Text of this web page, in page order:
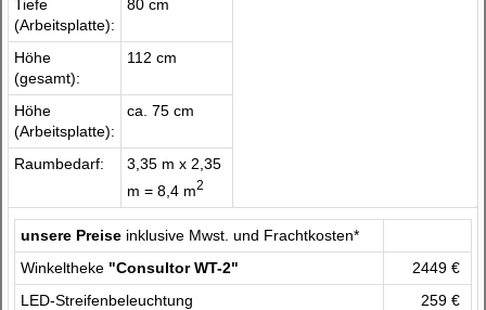
Tiefe
(Arbeitsplatte):
80 cm
Höhe
(gesamt):
112 cm
Höhe
(Arbeitsplatte):
ca. 75 cm
Raumbedarf:
3,35 m x 2,35
m = 8,4 m2
unsere Preise inklusive Mwst. und Frachtkosten*
Winkeltheke "Consultor WT-2"
2449 €
LED-Streifenbeleuchtung
259 €